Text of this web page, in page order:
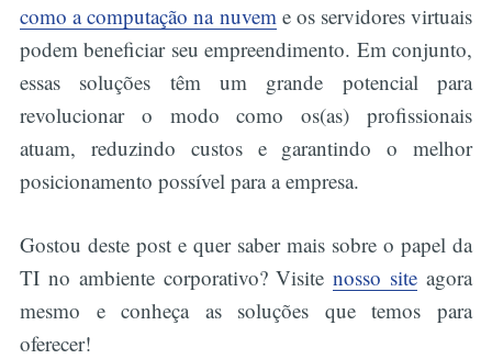
como a computação na nuvem e os servidores virtuais
podem beneficiar seu empreendimento. Em conjunto,
essas soluções têm um grande potencial para
revolucionar o modo como os(as) profissionais
atuam, reduzindo custos e garantindo o melhor
posicionamento possível para a empresa.
Gostou deste post e quer saber mais sobre o papel da
TI no ambiente corporativo? Visitenosso site agora
mesmo e conheça as soluções que temos para
oferecer!